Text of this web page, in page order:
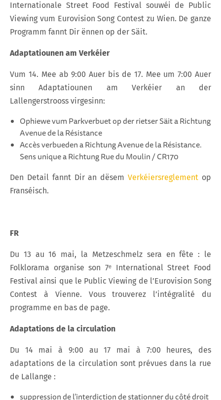
Internationale Street Food Festival souwéi de Public
Viewing vum Eurovision Song Contest zu Wien. De ganze
Programm fannt Dir ënnen op der Säit.
Adaptatiounen am Verkéier
Vum 14. Mee ab 9:00 Auer bis de 17. Mee um 7:00 Auer
sinn Adaptatiounen am Verkéier an der
Lallengerstrooss virgesinn:
Ophiewe vum Parkverbuet op der rietser Säit a Richtung
Avenue de la Résistance
Accès verbueden a Richtung Avenue de la Résistance.
Sens unique a Richtung Rue du Moulin / CR170
Den Detail fannt Dir an dësemVerkéiersreglement op
Franséisch.
FR
Du 13 au 16 mai, la Metzeschmelz sera en fête : le
Folklorama organise son 7ᵉ International Street Food
Festival ainsi que le Public Viewing de l’Eurovision Song
Contest à Vienne. Vous trouverez l’intégralité du
programme en bas de page.
Adaptations de la circulation
Du 14 mai à 9:00 au 17 mai à 7:00 heures, des
adaptations de la circulation sont prévues dans la rue
de Lallange :
suppression de l’interdiction de stationner du côté droit